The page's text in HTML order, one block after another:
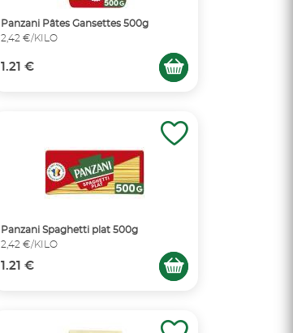
Panzani Pâtes Gansettes 500g
2,42 €/KILO
1.21 €
Panzani Spaghetti plat 500g
2,42 €/KILO
1.21 €